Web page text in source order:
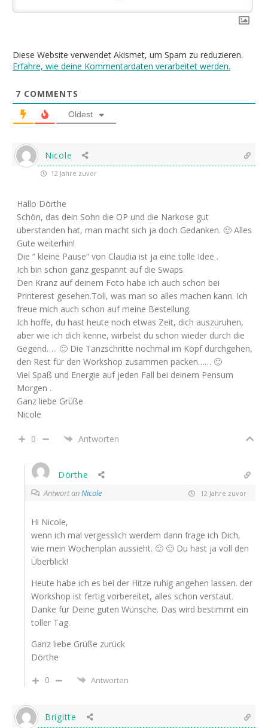
Diese Website verwendet Akismet, um Spam zu reduzieren.
Erfahre, wie deine Kommentardaten verarbeitet werden.
7 COMMENTS
Oldest
Nicole
12 Jahre zuvor
Hallo Dörthe
Schön, das dein Sohn die OP und die Narkose gut
überstanden hat, man macht sich ja doch Gedanken. 🙂 Alles
Gute weiterhin!
Die “ kleine Pause“ von Claudia ist ja eine tolle Idee .
Ich bin schon ganz gespannt auf die Swaps.
Den Kranz auf deinem Foto habe ich auch schon bei
Printerest gesehen.Toll, was man so alles machen kann. Ich
freue mich auch schon auf meine Bestellung.
Ich hoffe, du hast heute noch etwas Zeit, dich auszuruhen,
aber wie ich dich kenne, wirbelst du schon wieder durch die
Gegend….. 🙂 Die Tanzschritte nochmal im Kopf durchgehen,
den Rest für den Workshop zusammen packen…… 🙂
Viel Spaß und Energie auf jeden Fall bei deinem Pensum
Morgen .
Ganz liebe Grüße
Nicole
0 Antworten
Dörthe
Antwort anNicole 12 Jahre zuvor
Hi Nicole,
wenn ich mal vergesslich werdem dann frage ich Dich,
wie mein Wochenplan aussieht. 🙂 🙂 Du hast ja voll den
Überblick!
Heute habe ich es bei der Hitze ruhig angehen lassen. der
Workshop ist fertig vorbereitet, alles schon verstaut.
Danke für Deine guten Wünsche. Das wird bestimmt ein
toller Tag.
Ganz liebe Grüße zurück
Dörthe
0
Antworten
Brigitte